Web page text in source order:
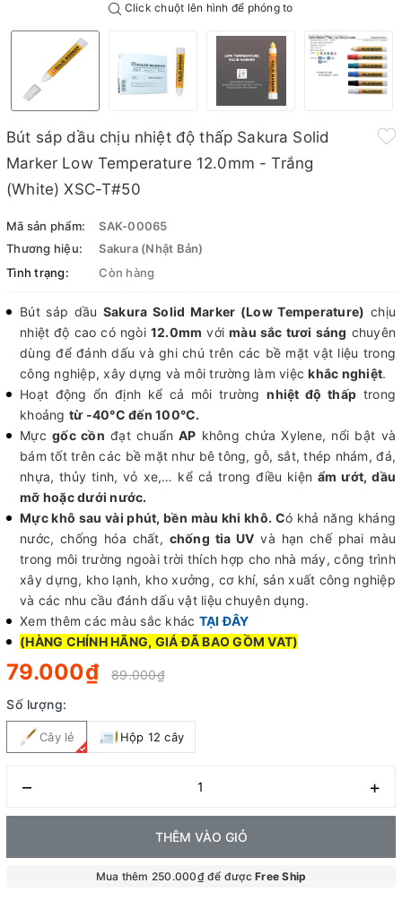
Click chuột lên hình để phóng to
Bút sáp dầu chịu nhiệt độ thấp Sakura Solid
Marker Low Temperature 12.0mm - Trắng
(White) XSC-T#50
Mã sản phẩm:
SAK-00065
Thương hiệu:
Sakura (Nhật Bản)
Tình trạng:
Còn hàng
Bút sáp dầu Sakura Solid Marker (Low Temperature) chịu
nhiệt độ cao có ngòi 12.0mm vớimàu sắc tươi sáng chuyên
dùng để đánh dấu và ghi chú trên các bề mặt vật liệu trong
công nghiệp, xây dựng và môi trường làm việckhắc nghiệt.
Hoạt động ổn định kể cả môi trườngnhiệt độ thấp trong
khoảng từ -40°C đến 100°C.
Mựcgốc cồn đạt chuẩn AP không chứa Xylene, nổi bật và
bám tốt trên các bề mặt như bê tông, gỗ, sắt, thép nhám, đá,
nhựa, thủy tinh, vỏ xe,… kể cả trong điều kiện ẩm ướt, dầu
mỡ hoặc dưới nước.
Mực khô sau vài phút, bền màu khi khô. Có khả năng kháng
nước, chống hóa chất, chống tia UV và hạn chế phai màu
trong môi trường ngoài trời thích hợp cho nhà máy, công trình
xây dựng, kho lạnh, kho xưởng, cơ khí, sản xuất công nghiệp
và các nhu cầu đánh dấu vật liệu chuyên dụng.
Xem thêm các màu sắc khác TẠI ĐÂY
(HÀNG CHÍNH HÃNG, GIÁ ĐÃ BAO GỒM VAT)
79.000₫
89.000₫
Số lượng:
Cây lẻ Hộp 12 cây
– +
THÊM VÀO GIỎ
Mua thêm 250.000₫ để đượcFree Ship